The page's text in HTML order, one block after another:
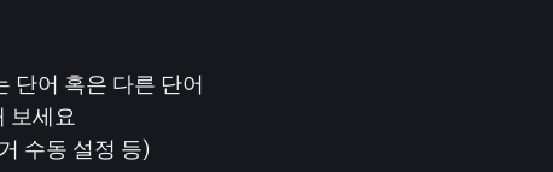
단어 혹은 다른 단어
보세요
수동 설정 등)